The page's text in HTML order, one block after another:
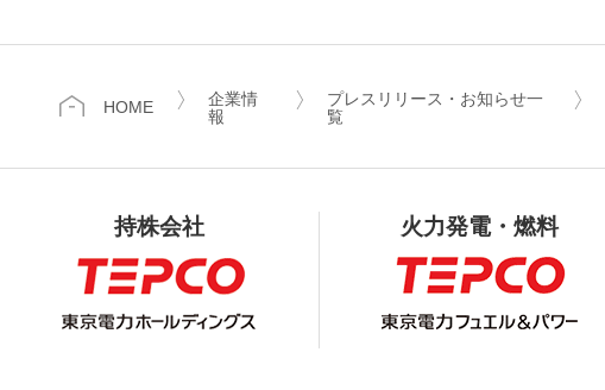
HOME
企業情
報
プレスリリース・お知らせ一
覧
持株会社 火力発電・燃料